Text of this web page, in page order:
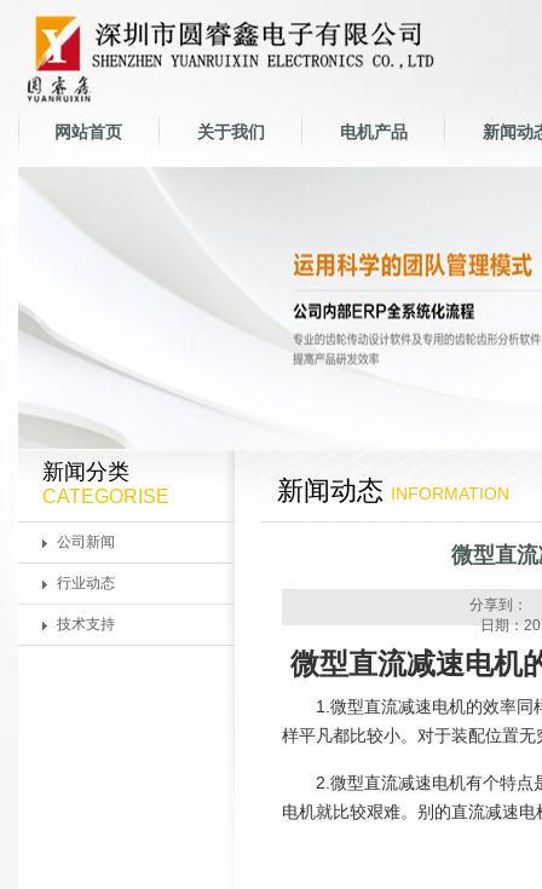
网站首页 关于我们 电机产品 新闻动
新闻分类
CATEGORISE
公司新闻
行业动态
技术支持
新闻动态 INFORMATION
微型直
分享到：
日期：
微型直流减速电机
1.微型直流减速电机的效率
样平凡都比较小。对于装配位置
2.微型直流减速电机有个特
电机就比较艰难。别的直流减速